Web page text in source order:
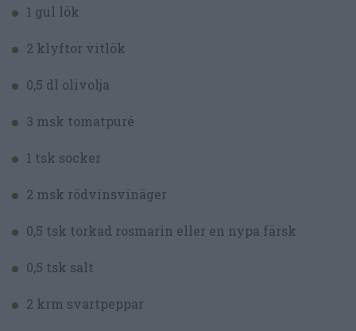
1 gul lök
2 klyftor vitlök
0,5 dl olivolja
3 msk tomatpuré
1 tsk socker
2 msk rödvinsvinäger
0,5 tsk torkad rosmarin eller en nypa färsk
0,5 tsk salt
2 krm svartpeppar